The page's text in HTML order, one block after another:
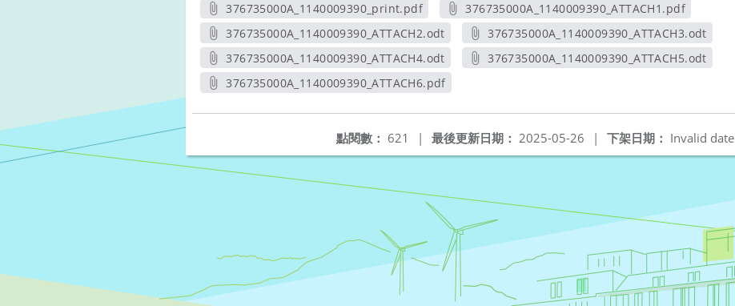
376735000A_1140009390_print.pdf
另開新視窗
376735000A_1140009390_ATTACH1.pdf
另開新視窗
376735000A_1140009390_ATTACH2.odt
另開新視窗
376735000A_1140009390_ATTACH3.odt
另開新視窗
376735000A_1140009390_ATTACH4.odt
另開新視窗
376735000A_1140009390_ATTACH5.odt
376735000A_1140009390_ATTACH6.pdf
下架日期： Invalid date
最後更新日期： 2025-05-26 |
點閱數： 621 |